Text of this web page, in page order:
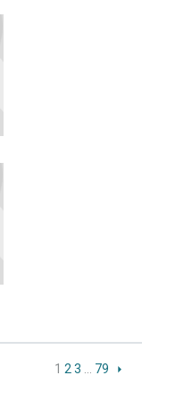
1 2 3 79